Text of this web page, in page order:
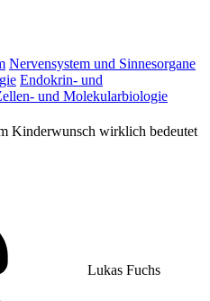
Nervensystem und Sinnesorgane
Endokrin- und
und Molekularbiologie
Kinderwunsch wirklich bedeutet
Lukas Fuchs